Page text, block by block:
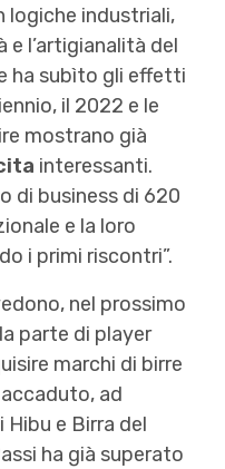
logiche industriali,
e l’artigianalità del
ha subìto gli effetti
il 2022 e le
mostrano già
interessanti.
di business di 620
e la loro
i primi riscontri”.
nel prossimo
parte di player
marchi di birre
ad
Hibu e Birra del
ha già superato